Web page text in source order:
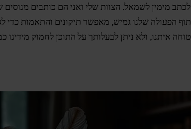
מימין לשמאל. הצוות שלי ואני הם כותבים מנוסים
הפעולה שלנו גמיש, מאפשר תיקונים והתאמות כדי
איתנו, ולא ניתן לבעלותך על התוכן לחמוק מידינו